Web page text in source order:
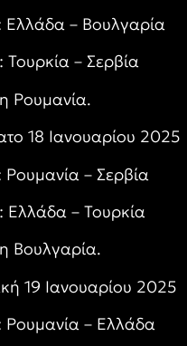
Ελλάδα – Βουλγαρία
Τουρκία – Σερβία
Ρουμανία.
18 Ιανουαρίου 2025
Ρουμανία – Σερβία
Ελλάδα – Τουρκία
Βουλγαρία.
19 Ιανουαρίου 2025
Ρουμανία – Ελλάδα